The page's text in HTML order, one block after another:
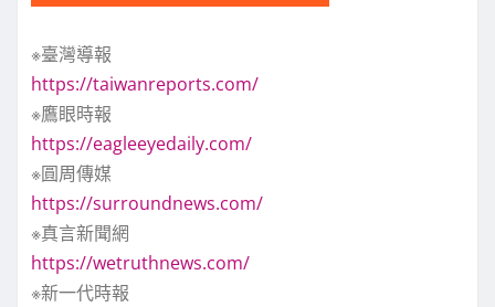
※臺灣導報
https://taiwanreports.com/
※鷹眼時報
https://eagleeyedaily.com/
※圓周傳媒
https://surroundnews.com/
※真言新聞網
https://wetruthnews.com/
※新一代時報